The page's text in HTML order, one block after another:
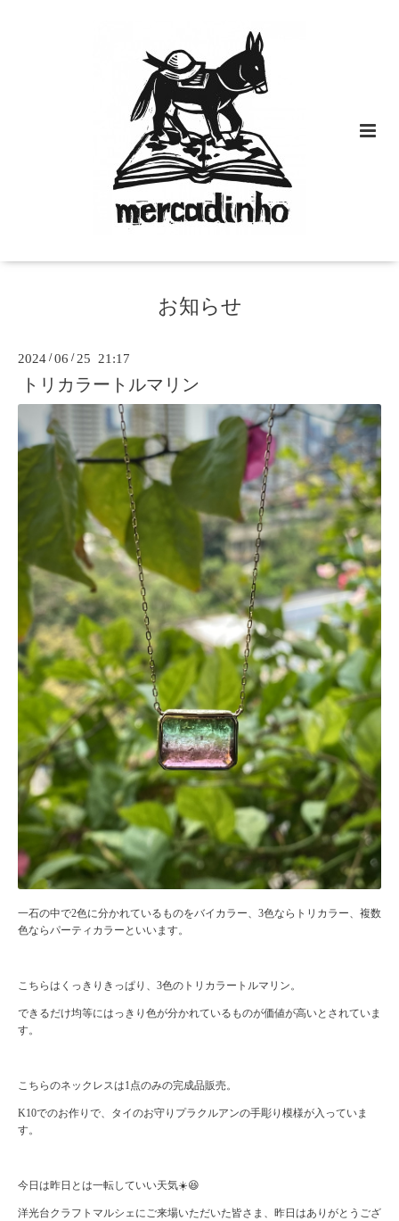
お知らせ
2024 /06 / 25 21:17
トリカラートルマリン
一石の中で2色に分かれているものをバイカラー、3色ならトリカラー、複数
色ならパーティカラーといいます。
こちらはくっきりきっぱり、3色のトリカラートルマリン。
できるだけ均等にはっきり色が分かれているものが価値が高いとされていま
す。
こちらのネックレスは1点のみの完成品販売。
K10でのお作りで、タイのお守りプラクルアンの手彫り模様が入っていま
す。
今日は昨日とは一転していい天気☀️😆
洋光台クラフトマルシェにご来場いただいた皆さま、昨日はありがとうござ